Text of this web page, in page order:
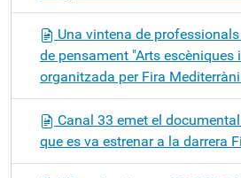
Una vintena de
de pensament "Arts escèniques
organitzada per Fira
Canal 33 emet el
que es va estrenar a la darrera